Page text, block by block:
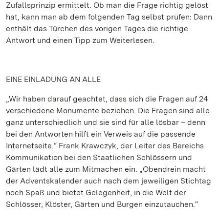
Zufallsprinzip ermittelt. Ob man die Frage richtig gelöst
hat, kann man ab dem folgenden Tag selbst prüfen: Dann
enthält das Türchen des vorigen Tages die richtige
Antwort und einen Tipp zum Weiterlesen.
EINE EINLADUNG AN ALLE
„Wir haben darauf geachtet, dass sich die Fragen auf 24
verschiedene Monumente beziehen. Die Fragen sind alle
ganz unterschiedlich und sie sind für alle lösbar – denn
bei den Antworten hilft ein Verweis auf die passende
Internetseite.“ Frank Krawczyk, der Leiter des Bereichs
Kommunikation bei den Staatlichen Schlössern und
Gärten lädt alle zum Mitmachen ein. „Obendrein macht
der Adventskalender auch nach dem jeweiligen Stichtag
noch Spaß und bietet Gelegenheit, in die Welt der
Schlösser, Klöster, Gärten und Burgen einzutauchen.“